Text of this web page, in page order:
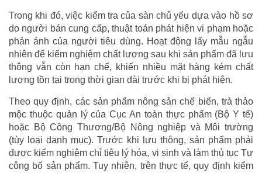
Trong khi đó, việc kiểm tra của sàn chủ yếu dựa vào hồ sơ
do người bán cung cấp, thuật toán phát hiện vi phạm hoặc
phản ánh của người tiêu dùng. Hoạt động lấy mẫu ngẫu
nhiên để kiểm nghiệm chất lượng sau khi sản phẩm đã lưu
thông vẫn còn hạn chế, khiến nhiều mặt hàng kém chất
lượng tồn tại trong thời gian dài trước khi bị phát hiện.
Theo quy định, các sản phẩm nông sản chế biến, trà thảo
mộc thuộc quản lý của Cục An toàn thực phẩm (Bộ Y tế)
hoặc Bộ Công Thương/Bộ Nông nghiệp và Môi trường
(tùy loại danh mục). Trước khi lưu thông, sản phẩm phải
được kiểm nghiệm chỉ tiêu lý hóa, vi sinh và làm thủ tục Tự
công bố sản phẩm. Tuy nhiên, trên thực tế, quy định kiểm